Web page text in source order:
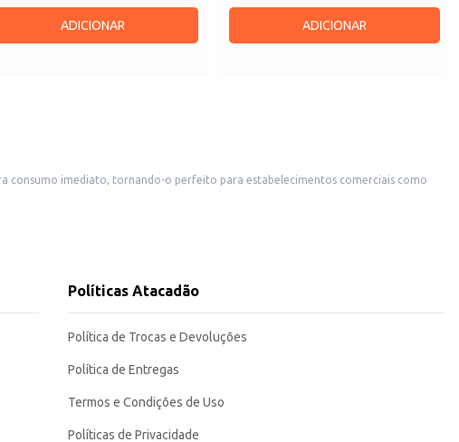
ADICIONAR ADICIONAR
Políticas Atacadão
Política de Trocas e Devoluções
Política de Entregas
Termos e Condições de Uso
Políticas de Privacidade